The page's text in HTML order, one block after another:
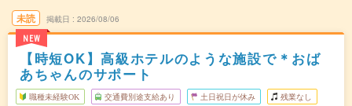
未読
NEW
掲載日 2026/08/06
【時短OK】高級ホテルのような施設で＊おば
あちゃんのサポート
職種未経験OK 交通費別途支給あり 土日祝日が休み 残業なし